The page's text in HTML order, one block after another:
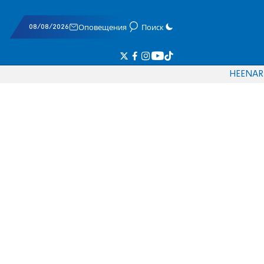
08/08/2026 Оповещения Поиск
HEENAR